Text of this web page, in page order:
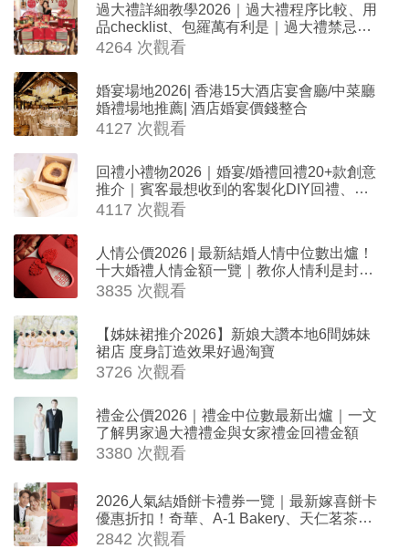
過大禮詳細教學2026｜過大禮程序比較、用
品checklist、包羅萬有利是｜過大禮禁忌及
吉祥說話
4264 次觀看
婚宴場地2026| 香港15大酒店宴會廳/中菜廳
婚禮場地推薦| 酒店婚宴價錢整合
4127 次觀看
回禮小禮物2026｜婚宴/婚禮回禮20+款創意
推介｜賓客最想收到的客製化DIY回禮、姊
妹禮物（持續更新）
4117 次觀看
人情公價2026 | 最新結婚人情中位數出爐！
十大婚禮人情金額一覽｜教你人情利是封寫
法
3835 次觀看
【姊妹裙推介2026】新娘大讚本地6間姊妹
裙店 度身訂造效果好過淘寶
3726 次觀看
禮金公價2026｜禮金中位數最新出爐｜一文
了解男家過大禮禮金與女家禮金回禮金額
3380 次觀看
2026人氣結婚餅卡禮券一覽｜最新嫁喜餅卡
優惠折扣！奇華、A-1 Bakery、天仁茗茶、
ROYCE'、Paul Lafayet、agnès b.
2842 次觀看